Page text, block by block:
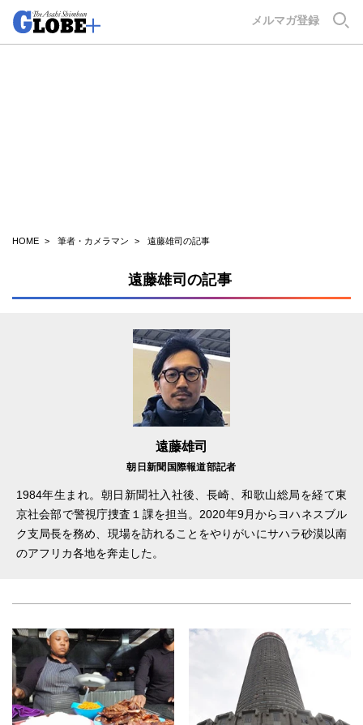
メルマガ登録
HOME 筆者・カメラマン 遠藤雄司の記事
遠藤雄司の記事
遠藤雄司
朝日新聞国際報道部記者
1984年生まれ。朝日新聞社入社後、長崎、和歌山総局を経て東
京社会部で警視庁捜査１課を担当。2020年9月からヨハネスブル
ク支局長を務め、現場を訪れることをやりがいにサハラ砂漠以南
のアフリカ各地を奔走した。